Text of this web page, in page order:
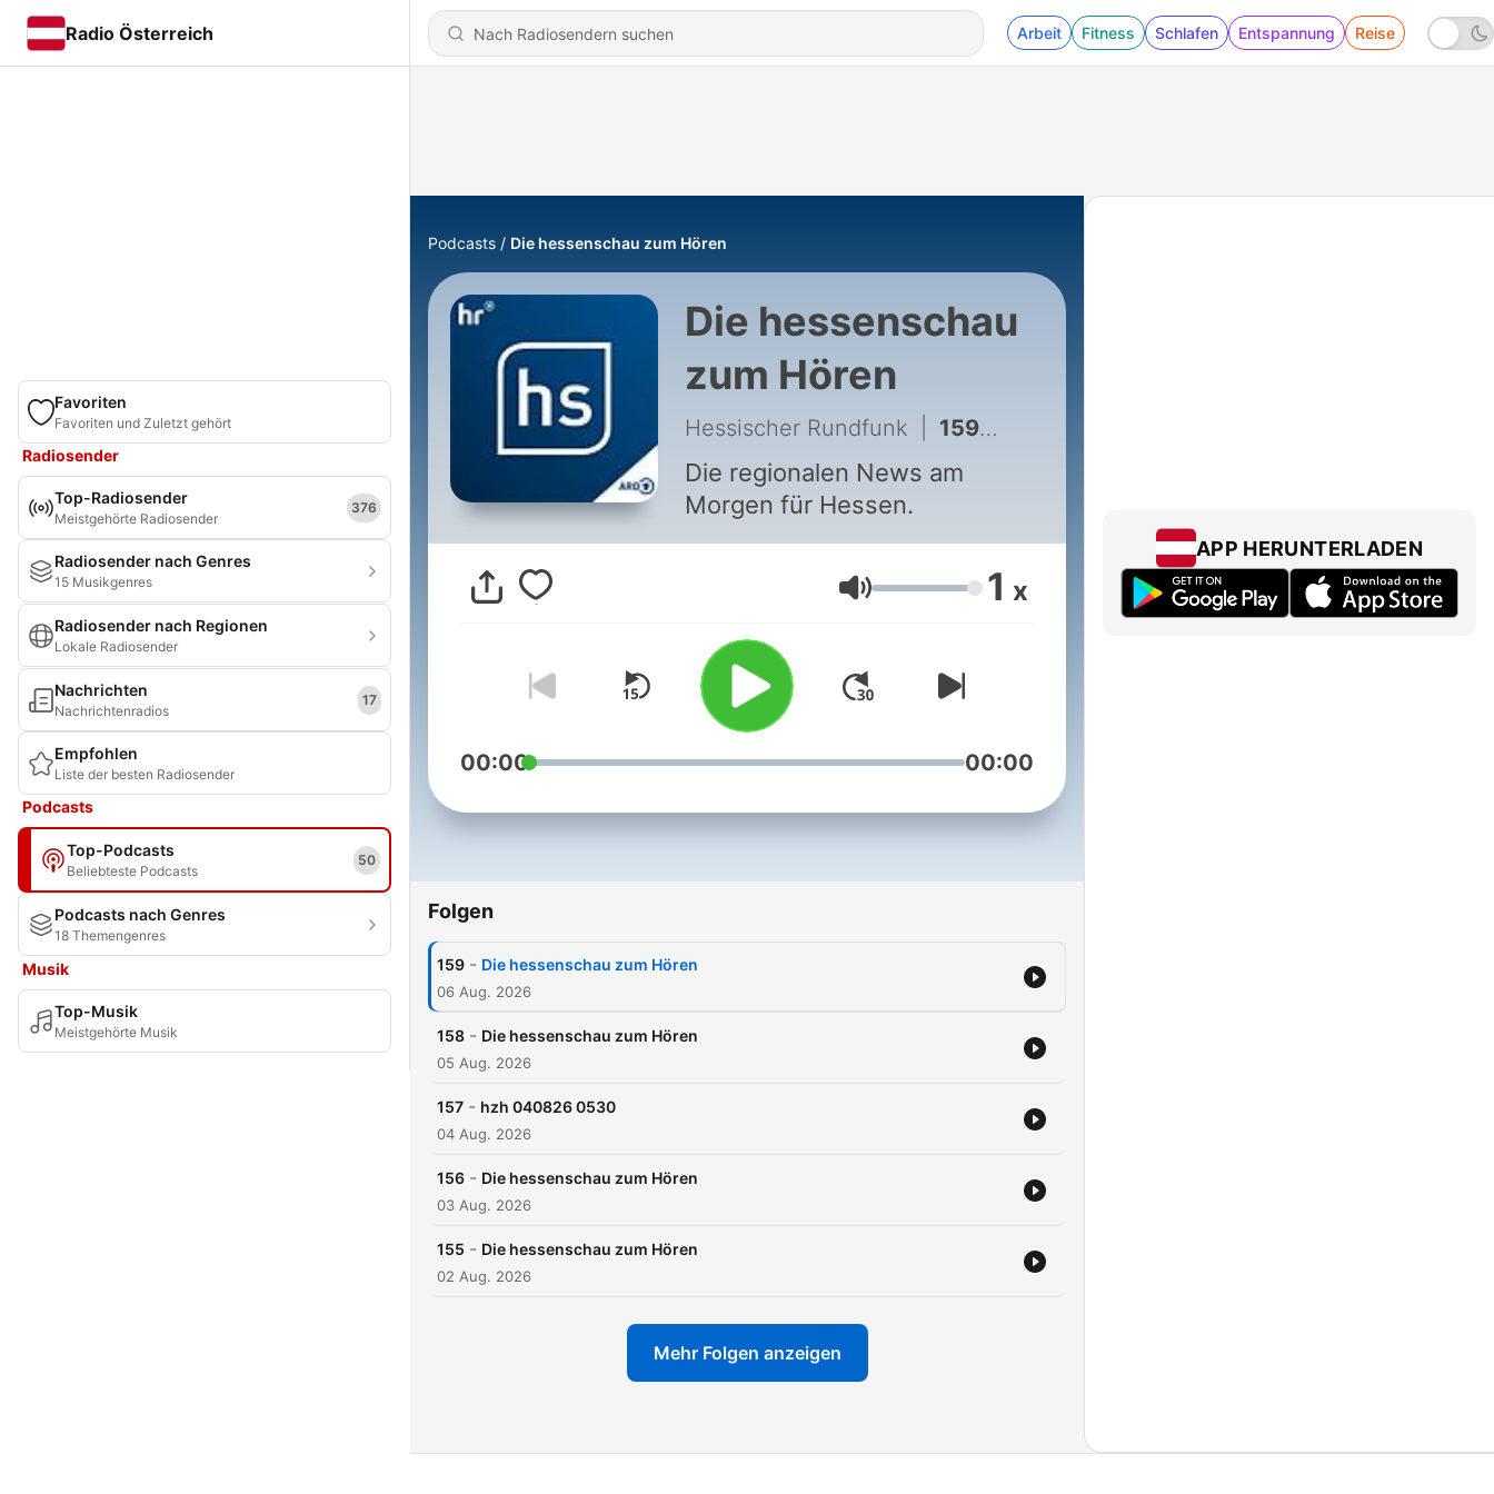
Radio Österreich Arbeit Fitness Schlafen Entspannung Reise
Favoriten
Favoriten und Zuletzt gehört
Radiosender
Top-Radiosender
Meistgehörte Radiosender
376
Radiosender nach Genres
15 Musikgenres
Radiosender nach Regionen
Lokale Radiosender
Nachrichten
Nachrichtenradios
17
Empfohlen
Liste der besten Radiosender
Podcasts
Top-Podcasts
Beliebteste Podcasts
50
Podcasts nach Genres
18 Themengenres
Musik
Top-Musik
Meistgehörte Musik
Podcasts Die hessenschau zum Hören
Die hessenschau
zum Hören
Hessischer Rundfunk 159 - Die hessenschau zum Hören
Die regionalen News am
Morgen für Hessen.
Lautstärke 1 x
00:00 00:00
Folgen
159 - Die hessenschau zum Hören
06 Aug. 2026
158 - Die hessenschau zum Hören
05 Aug. 2026
157 - hzh 040826 0530
04 Aug. 2026
156 - Die hessenschau zum Hören
03 Aug. 2026
155 - Die hessenschau zum Hören
02 Aug. 2026
Mehr Folgen anzeigen
APP HERUNTERLADEN